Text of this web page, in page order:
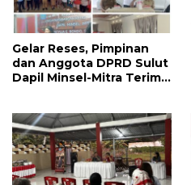
Gelar Reses, Pimpinan
dan Anggota DPRD Sulut
Dapil Minsel-Mitra Terima